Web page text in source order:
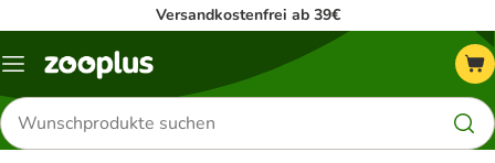
Versandkostenfrei ab 39€
Menü
Produkte
suchen